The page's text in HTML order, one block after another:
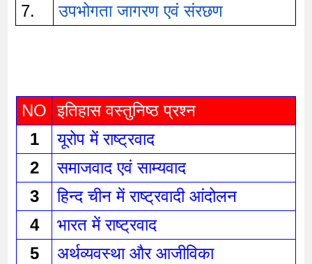
7.
उपभोगता जागरण एवं संरछण
NO इतिहास वस्तुनिष्ठ प्रश्न
1
यूरोप में राष्ट्रवाद
2
समाजवाद एवं साम्यवाद
3
हिन्द चीन में राष्ट्रवादी आंदोलन
4
भारत में राष्ट्रवाद
5
अर्थव्यवस्था और आजीविका